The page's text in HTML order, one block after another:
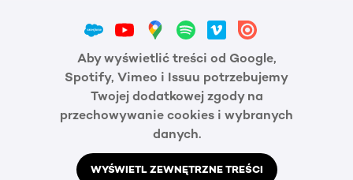
Aby wyświetlić treści od Google,
Spotify, Vimeo i Issuu potrzebujemy
Twojej dodatkowej zgody na
przechowywanie cookies i wybranych
danych.
WYŚWIETL ZEWNĘTRZNE TREŚCI